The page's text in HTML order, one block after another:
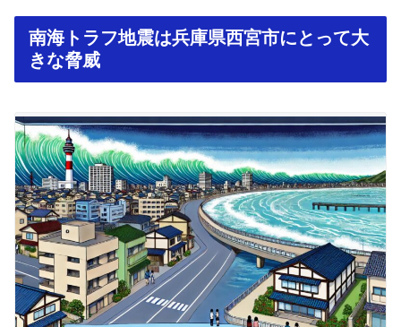
南海トラフ地震は兵庫県西宮市にとって大
きな脅威